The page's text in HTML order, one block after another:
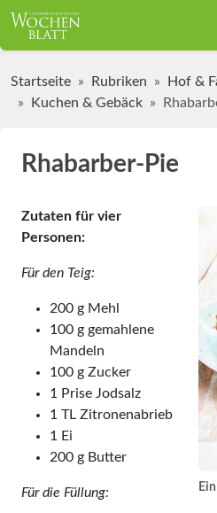
Startseite Rubriken Hof &
Kuchen & Gebäck
Rhabarber-Pie
Zutaten für vier
Personen:
Für den Teig:
200 g Mehl
100 g gemahlene
Mandeln
100 g Zucker
1 Prise Jodsalz
1 TL Zitronenabrieb
1 Ei
200 g Butter
Für die Füllung: